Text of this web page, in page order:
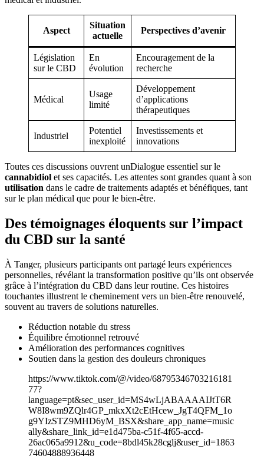
Aspect
Situation
actuelle
Perspectives d’avenir
Législation
sur le CBD
En
évolution
Encouragement de la
recherche
Médical
Usage
limité
Développement
d’applications
thérapeutiques
Industriel
Potentiel
inexploité
Investissements et
innovations
Toutes ces discussions ouvrent unDialogue essentiel sur le
cannabidiol et ses capacités. Les attentes sont grandes quant à son
utilisation dans le cadre de traitements adaptés et bénéfiques, tant
sur le plan médical que pour le bien-être.
Des témoignages éloquents sur l’impact
du CBD sur la santé
À Tanger, plusieurs participants ont partagé leurs expériences
personnelles, révélant la transformation positive qu’ils ont observée
grâce à l’intégration du CBD dans leur routine. Ces histoires
touchantes illustrent le cheminement vers un bien-être renouvelé,
souvent au travers de solutions naturelles.
Réduction notable du stress
Équilibre émotionnel retrouvé
Amélioration des performances cognitives
Soutien dans la gestion des douleurs chroniques
https://www.tiktok.com/@/video/68795346703216181
77?
language=pt&sec_user_id=MS4wLjABAAAAIJtT6R
W8I8wm9ZQlr4GP_mkxXt2cEtHcew_JgT4QFM_1o
g9YIzSTZ9MHD6yM_BSX&share_app_name=music
ally&share_link_id=e1d475ba-c51f-4f65-accd-
26ac065a9912&u_code=8bdl45k28cglj&user_id=1863
74604888936448